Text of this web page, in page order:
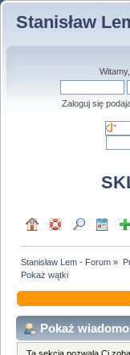
Stanisław
Witamy,
Zaloguj się
Stanisław Lem - Forum »
Pokaż wątki
Pokaż